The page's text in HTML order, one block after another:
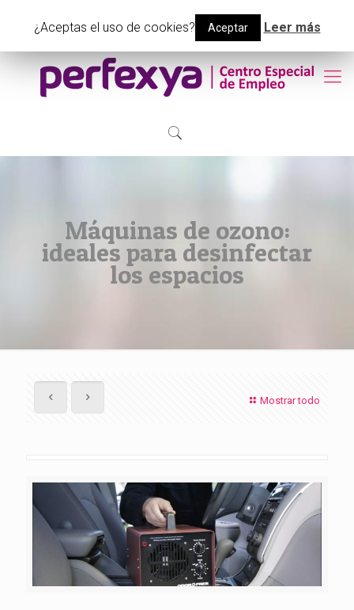
info@perfexyacee.com
Máquinas de ozono:
ideales para desinfectar
los espacios
Mostrar todo
¿Aceptas el uso de cookies? Aceptar Leer más